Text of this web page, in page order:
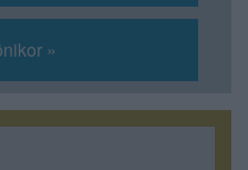
»